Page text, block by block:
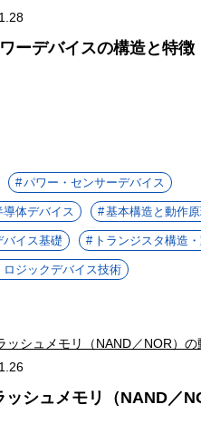
ーデバイスの構造と特徴
パワー・センサーデバイス
導体デバイス 基本構造と動作
バイス基礎 トランジスタ構造
ロジックデバイス技術
ッシュメモリ（NAND／